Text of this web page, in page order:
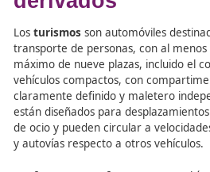
furgonetas y
derivados
Los turismos